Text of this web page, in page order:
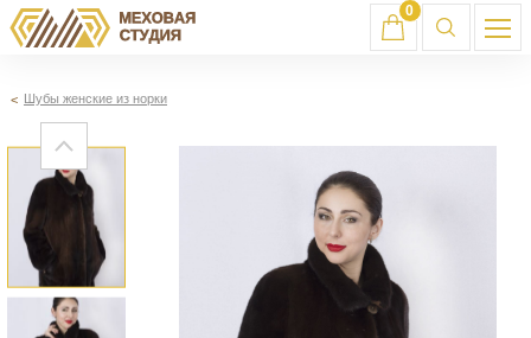
0
Шубы женские из норки